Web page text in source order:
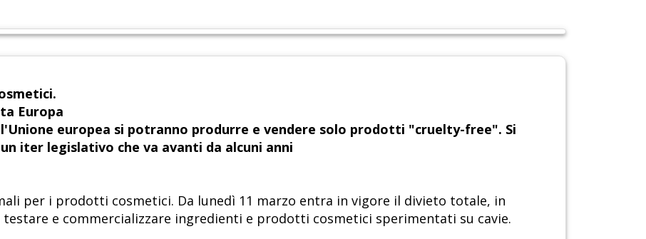
Europa
europea si potranno produrre e vendere solo prodotti "cruelty-free". Si
iter legislativo che va avanti da alcuni anni
per i prodotti cosmetici. Da lunedì 11 marzo entra in vigore il divieto totale, in
e commercializzare ingredienti e prodotti cosmetici sperimentati su cavie.